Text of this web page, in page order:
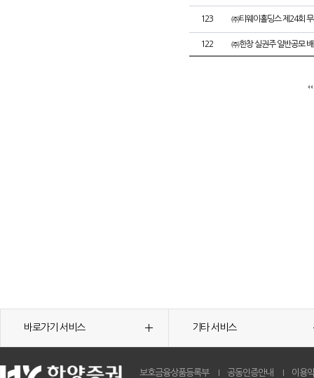
123 ㈜티웨이홀딩스 제24회
122 ㈜한창 실권주 일반공모
바로가기 서비스 기타 서비스
보호금융상품등록부 공동인증안내 이용